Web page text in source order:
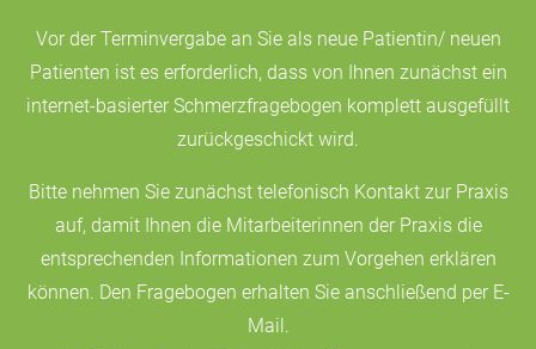
Vor der Terminvergabe an Sie als neue Patientin/ neuen
Patienten ist es erforderlich, dass von Ihnen zunächst ein
internet-basierter Schmerzfragebogen komplett ausgefüllt
zurückgeschickt wird.
Bitte nehmen Sie zunächst telefonisch Kontakt zur Praxis
auf, damit Ihnen die Mitarbeiterinnen der Praxis die
entsprechenden Informationen zum Vorgehen erklären
können. Den Fragebogen erhalten Sie anschließend per E-
Mail.